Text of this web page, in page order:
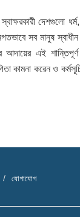
স্বাক্ষরকারী দেশগুলো
সব মানুষ
আদায়ের এই
কামনা করেন ও
যোগাযোগ